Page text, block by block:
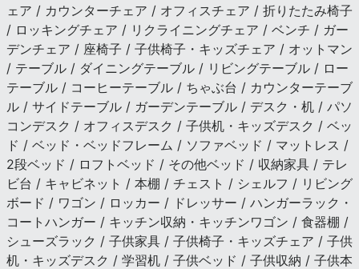
ェア / カウンターチェア / オフィスチェア / 折りたたみ椅子
/ ロッキングチェア / リクライニングチェア / ベンチ / ガー
デンチェア / 座椅子 / 子供椅子・キッズチェア / オットマン
/ テーブル / ダイニングテーブル / リビングテーブル / ロー
テーブル / コーヒーテーブル / ちゃぶ台 / カウンターテーブ
ル / サイドテーブル / ガーデンテーブル / デスク・机 / パソ
コンデスク / オフィスデスク / 子供机・キッズデスク / ベッ
ド / ベッド・ベッドフレーム / ソファベッド / マットレス /
2段ベッド / ロフトベッド / その他ベッド / 収納家具 / テレ
ビ台 / キャビネット / 本棚 / チェスト / シェルフ / リビング
ボード / ワゴン / ロッカー / ドレッサー / ハンガーラック・
コートハンガー / キッチン収納・キッチンワゴン / 食器棚 /
シューズラック / 子供家具 / 子供椅子・キッズチェア / 子供
机・キッズデスク / 学習机 / 子供ベッド / 子供収納 / 子供本